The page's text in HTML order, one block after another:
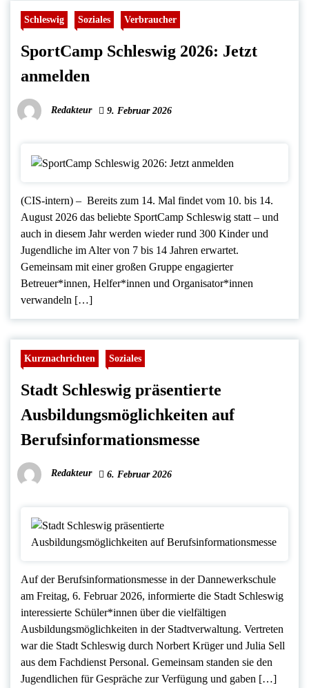
Schleswig Soziales Verbraucher
SportCamp Schleswig 2026: Jetzt
anmelden
Redakteur 9. Februar 2026
(CIS-intern) – Bereits zum 14. Mal findet vom 10. bis 14.
August 2026 das beliebte SportCamp Schleswig statt – und
auch in diesem Jahr werden wieder rund 300 Kinder und
Jugendliche im Alter von 7 bis 14 Jahren erwartet.
Gemeinsam mit einer großen Gruppe engagierter
Betreuer*innen, Helfer*innen und Organisator*innen
verwandeln […]
Kurznachrichten Soziales
Stadt Schleswig präsentierte
Ausbildungsmöglichkeiten auf
Berufsinformationsmesse
Redakteur 6. Februar 2026
Auf der Berufsinformationsmesse in der Dannewerkschule
am Freitag, 6. Februar 2026, informierte die Stadt Schleswig
interessierte Schüler*innen über die vielfältigen
Ausbildungsmöglichkeiten in der Stadtverwaltung. Vertreten
war die Stadt Schleswig durch Norbert Krüger und Julia Sell
aus dem Fachdienst Personal. Gemeinsam standen sie den
Jugendlichen für Gespräche zur Verfügung und gaben […]